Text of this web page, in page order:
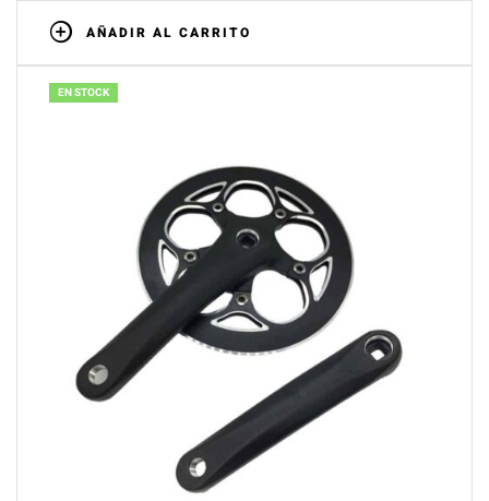
AÑADIR AL CARRITO
EN STOCK